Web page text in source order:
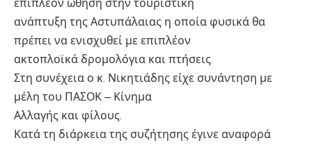
επιπλέον ώθηση στην τουριστική
ανάπτυξη της Αστυπάλαιας η οποία φυσικά θα
πρέπει να ενισχυθεί με επιπλέον
ακτοπλοϊκά δρομολόγια και πτήσεις.
Στη συνέχεια ο κ. Νικητιάδης είχε συνάντηση με
μέλη του ΠΑΣΟΚ – Κίνημα
Αλλαγής και φίλους.
Κατά τη διάρκεια της συζήτησης έγινε αναφορά